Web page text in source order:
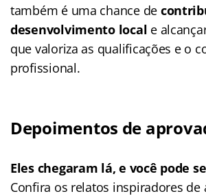
também é uma chance de
desenvolvimento local e
que valoriza as qualificações e o
profissional.
Depoimentos de
Eles chegaram lá, e você pode
Confira os relatos inspiradores de